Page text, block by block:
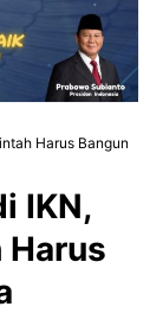
Harus Bangun
IKN,
Harus